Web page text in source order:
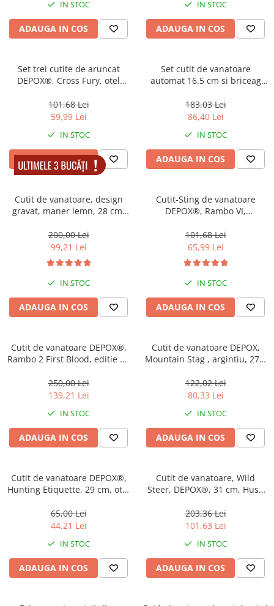
Masti si costume adulti
locomotie
CASA SI GRADINA
Cutite & seturi de cutite
Cutite japoneze
Cutite macelarie
Accesori casa & gradina
Accesorii gratar
Articole ambalare
Articole Craciun
Ascutitoare si seturi de ascutire
Corpuri de iluminat
Electrocasnice
Mori cereale si furaje
Baterii telefoane
Cantare electronice comerciale
Masini de gaurit si insurubat
Accesorii chitara
CLARINET
IN STOC
ADAUGA IN COS
IN STOC
ADAUGA IN COS
Set trei cutite de aruncat
DEPOX®, Cross Fury, otel
101,68 Lei
59,99 Lei
IN STOC
ADAUGA IN COS
Set cutit de vanatoare
automat 16.5 cm si briceag
183,03 Lei
86,40 Lei
IN STOC
ADAUGA IN COS
Cutit de vanatoare, design
gravat, maner lemn, 28 cm,
200,00 Lei
99,21 Lei
IN STOC
ADAUGA IN COS
Cutit-Sting de vanatoare
DEPOX®, Rambo VI,
cm
101,68 Lei
65,99 Lei
IN STOC
ADAUGA IN COS
Cutit de vanatoare DEPOX®,
Rambo 2 First Blood, editie de
250,00 Lei
139,21 Lei
IN STOC
ADAUGA IN COS
Cutit de vanatoare DEPOX,
Mountain Stag , argintiu, 27.5
122,02 Lei
80,33 Lei
IN STOC
ADAUGA IN COS
Cutit de vanatoare DEPOX®,
Hunting Etiquette, 29 cm, otel
65,00 Lei
44,21 Lei
IN STOC
ADAUGA IN COS
Cutit de vanatoare, Wild
Steer, DEPOX®, 31 cm, Husa
203,36 Lei
101,63 Lei
IN STOC
ADAUGA IN COS